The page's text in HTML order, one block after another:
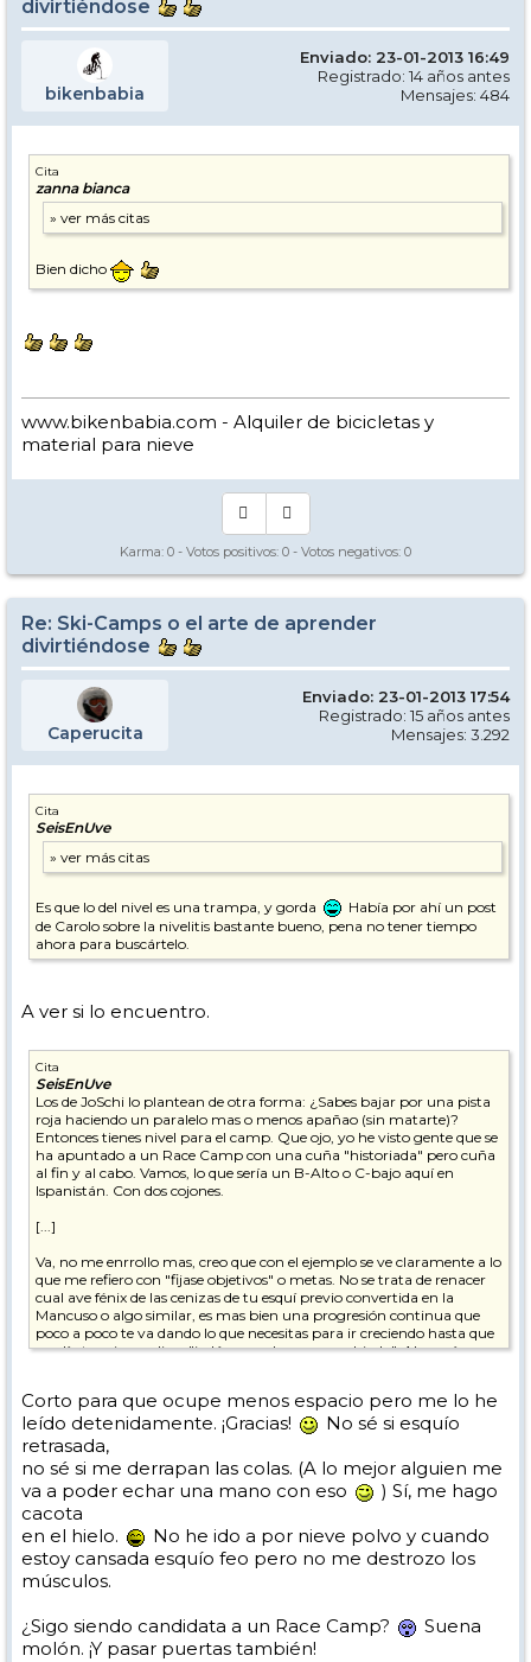
divirtiéndose
bikenbabia
Enviado: 23-01-2013 16:49
Registrado: 14 años antes
Mensajes: 484
Cita
zanna bianca
Bien dicho
www.bikenbabia.com - Alquiler de bicicletas y
material para nieve
Karma: 0 - Votos positivos: 0 - Votos negativos: 0
Re: Ski-Camps o el arte de aprender
divirtiéndose
Caperucita
Enviado: 23-01-2013 17:54
Registrado: 15 años antes
Mensajes: 3.292
Cita
SeisEnUve
Es que lo del nivel es una trampa, y gorda
Había por ahí un post
de Carolo sobre la nivelitis bastante bueno, pena no tener tiempo
ahora para buscártelo.
A ver si lo encuentro.
Cita
SeisEnUve
Los de JoSchi lo plantean de otra forma: ¿Sabes bajar por una pista
roja haciendo un paralelo mas o menos apañao (sin matarte)?
Entonces tienes nivel para el camp. Que ojo, yo he visto gente que se
ha apuntado a un Race Camp con una cuña "historiada" pero cuña
al fin y al cabo. Vamos, lo que sería un B-Alto o C-bajo aquí en
Ispanistán. Con dos cojones.
[...]
Va, no me enrrollo mas, creo que con el ejemplo se ve claramente a lo
que me refiero con "fijase objetivos" o metas. No se trata de renacer
cual ave fénix de las cenizas de tu esquí previo convertida en la
Mancuso o algo similar, es mas bien una progresión continua que
poco a poco te va dando lo que necesitas para ir creciendo hasta que
un día te miras y dices "jodó, como hemos cambiado". Algo así me
Corto para que ocupe menos espacio pero me lo he
leído detenidamente. ¡Gracias!
No sé si esquío
retrasada,
no sé si me derrapan las colas. (A lo mejor alguien me
va a poder echar una mano con eso
) Sí, me hago
cacota
en el hielo.
No he ido a por nieve polvo y cuando
estoy cansada esquío feo pero no me destrozo los
músculos.
¿Sigo siendo candidata a un Race Camp?
Suena
molón. ¡Y pasar puertas también!